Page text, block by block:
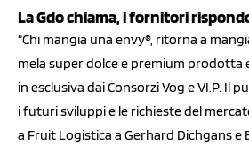
La Gdo chiama, i fornitori
“Chi mangia una envy®, ritorna a
mela super dolce e premium prodotta
in esclusiva dai Consorzi Vog e VI.P. Il
i futuri sviluppi e le richieste del
a Fruit Logistica a Gerhard Dichgans e